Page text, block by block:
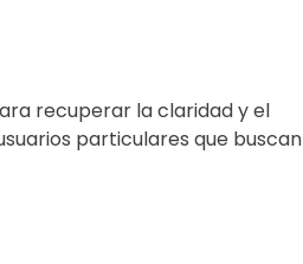
recuperar la claridad y el
particulares que buscan